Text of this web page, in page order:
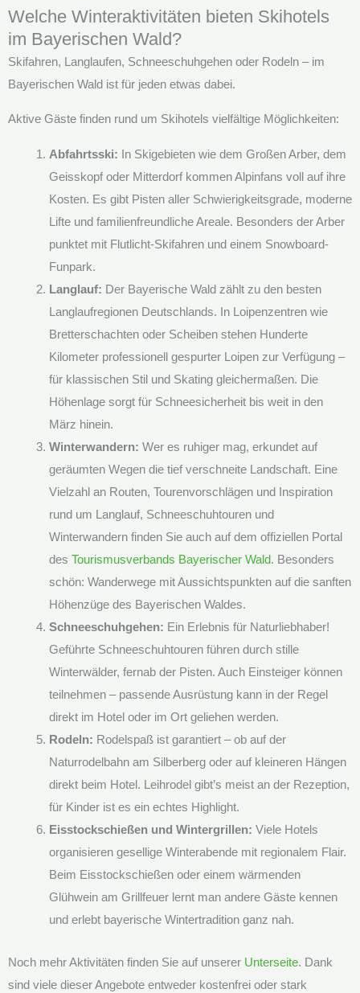
Welche Winteraktivitäten bieten Skihotels
im Bayerischen Wald?
Skifahren, Langlaufen, Schneeschuhgehen oder Rodeln – im
Bayerischen Wald ist für jeden etwas dabei.
Aktive Gäste finden rund um Skihotels vielfältige Möglichkeiten:
Abfahrtsski: In Skigebieten wie dem Großen Arber, dem
Geisskopf oder Mitterdorf kommen Alpinfans voll auf ihre
Kosten. Es gibt Pisten aller Schwierigkeitsgrade, moderne
Lifte und familienfreundliche Areale. Besonders der Arber
punktet mit Flutlicht-Skifahren und einem Snowboard-
Funpark.
Langlauf: Der Bayerische Wald zählt zu den besten
Langlaufregionen Deutschlands. In Loipenzentren wie
Bretterschachten oder Scheiben stehen Hunderte
Kilometer professionell gespurter Loipen zur Verfügung –
für klassischen Stil und Skating gleichermaßen. Die
Höhenlage sorgt für Schneesicherheit bis weit in den
März hinein.
Winterwandern: Wer es ruhiger mag, erkundet auf
geräumten Wegen die tief verschneite Landschaft. Eine
Vielzahl an Routen, Tourenvorschlägen und Inspiration
rund um Langlauf, Schneeschuhtouren und
Winterwandern finden Sie auch auf dem offiziellen Portal
des Tourismusverbands Bayerischer Wald. Besonders
schön: Wanderwege mit Aussichtspunkten auf die sanften
Höhenzüge des Bayerischen Waldes.
Schneeschuhgehen: Ein Erlebnis für Naturliebhaber!
Geführte Schneeschuhtouren führen durch stille
Winterwälder, fernab der Pisten. Auch Einsteiger können
teilnehmen – passende Ausrüstung kann in der Regel
direkt im Hotel oder im Ort geliehen werden.
Rodeln: Rodelspaß ist garantiert – ob auf der
Naturrodelbahn am Silberberg oder auf kleineren Hängen
direkt beim Hotel. Leihrodel gibt’s meist an der Rezeption,
für Kinder ist es ein echtes Highlight.
Eisstockschießen und Wintergrillen: Viele Hotels
organisieren gesellige Winterabende mit regionalem Flair.
Beim Eisstockschießen oder einem wärmenden
Glühwein am Grillfeuer lernt man andere Gäste kennen
und erlebt bayerische Wintertradition ganz nah.
Noch mehr Aktivitäten finden Sie auf unserer Unterseite. Dank
sind viele dieser Angebote entweder kostenfrei oder stark